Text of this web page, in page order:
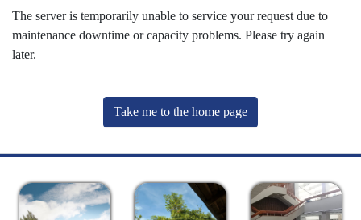
The server is temporarily unable to service your request due to
maintenance downtime or capacity problems. Please try again
later.
Take me to the home page